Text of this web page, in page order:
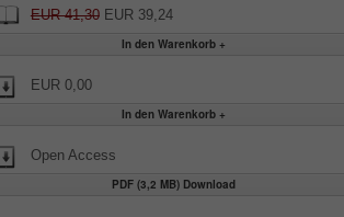
EUR 41,30EUR 39,24
EUR 0,00
Open Access
PDF (3,2 MB) Download